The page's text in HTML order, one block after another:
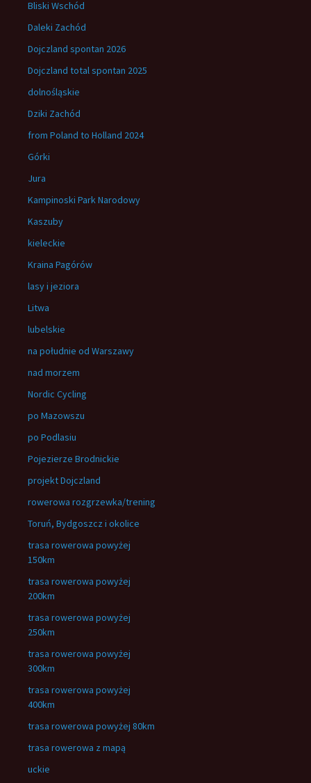
Bliski Wschód
Daleki Zachód
Dojczland spontan 2026
Dojczland total spontan 2025
dolnośląskie
Dziki Zachód
from Poland to Holland 2024
Górki
Jura
Kampinoski Park Narodowy
Kaszuby
kieleckie
Kraina Pagórów
lasy i jeziora
Litwa
lubelskie
na południe od Warszawy
nad morzem
Nordic Cycling
po Mazowszu
po Podlasiu
Pojezierze Brodnickie
projekt Dojczland
rowerowa rozgrzewka/trening
Toruń, Bydgoszcz i okolice
trasa rowerowa powyżej
150km
trasa rowerowa powyżej
200km
trasa rowerowa powyżej
250km
trasa rowerowa powyżej
300km
trasa rowerowa powyżej
400km
trasa rowerowa powyżej 80km
trasa rowerowa z mapą
uckie